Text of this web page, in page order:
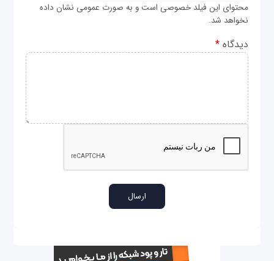
محتوای این فیلد خصوصی است و به صورت عمومی نشان داده
نخواهد شد.
دیدگاه*